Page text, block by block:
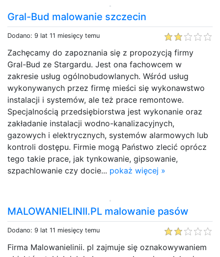
Gral-Bud malowanie szczecin
Dodano: 9 lat 11 miesięcy temu
Zachęcamy do zapoznania się z propozycją firmy
Gral-Bud ze Stargardu. Jest ona fachowcem w
zakresie usług ogólnobudowlanych. Wśród usług
wykonywanych przez firmę mieści się wykonawstwo
instalacji i systemów, ale też prace remontowe.
Specjalnością przedsiębiorstwa jest wykonanie oraz
zakładanie instalacji wodno-kanalizacyjnych,
gazowych i elektrycznych, systemów alarmowych lub
kontroli dostępu. Firmie mogą Państwo zlecić oprócz
tego takie prace, jak tynkowanie, gipsowanie,
szpachlowanie czy docie... pokaż więcej »
MALOWANIELINII.PL malowanie pasów
Dodano: 9 lat 11 miesięcy temu
Firma Malowanielinii. pl zajmuje się oznakowywaniem